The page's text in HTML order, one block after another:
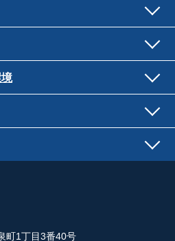
町1丁目3番40号